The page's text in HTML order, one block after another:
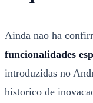
Ainda nao ha
funcionalidades
introduzidas no
historico de